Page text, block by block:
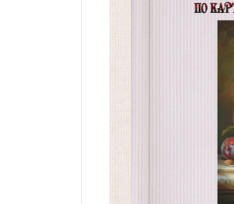
Дети, дети с животными,
Семплеры и примитивы